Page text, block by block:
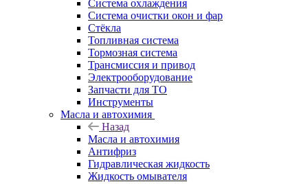
Система охлаждения
Система очистки окон и фар
Стёкла
Топливная система
Тормозная система
Трансмиссия и привод
Электрооборудование
Запчасти для ТО
Инструменты
Масла и автохимия
Назад
Масла и автохимия
Антифриз
Гидравлическая жидкость
Жидкость омывателя